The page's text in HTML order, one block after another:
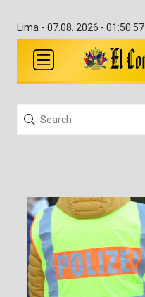
Lima - 07.08. 2026 - 01:50:57